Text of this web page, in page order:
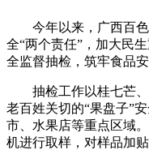
今年以来，广西百色
全“两个责任”，加大民
全监督抽检，筑牢食品安
抽检工作以桂七芒、
老百姓关切的“果盘子”
市、水果店等重点区域
机进行取样，对样品加